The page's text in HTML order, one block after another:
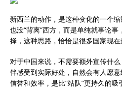
新西兰的动作，是这种变化的一个缩
也没“背离”西方，而是单纯就事论
择，这种思路，恰恰是很多国家现在
对于中国来说，不需要额外宣传什
伴感受到实际好处，自然会有人愿意
信誉和效率，是比“站队”更持久的吸